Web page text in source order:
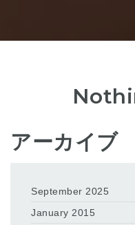
アーカイブ
September 2025
January 2015